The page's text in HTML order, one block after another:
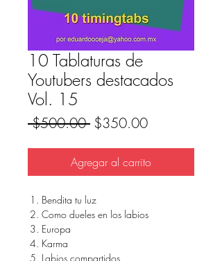
10 Tablaturas de
Youtubers destacados
Vol. 15
$500.00 Precio
$350.00Precio
oferta
Agregar al carrito
Bendita tu luz
Como dueles en los labios
Europa
Karma
Labios compartidos